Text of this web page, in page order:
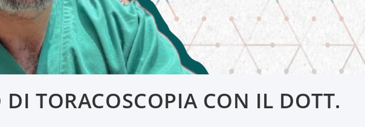
DI TORACOSCOPIA CON IL DOTT.